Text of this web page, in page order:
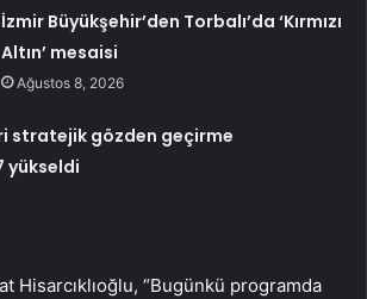
İzmir Büyükşehir’den Torbalı’da ‘Kırmızı
Altın’ mesaisi
Ağustos 8, 2026
stratejik gözden geçirme
yükseldi
Hisarcıklıoğlu, “Bugünkü programda